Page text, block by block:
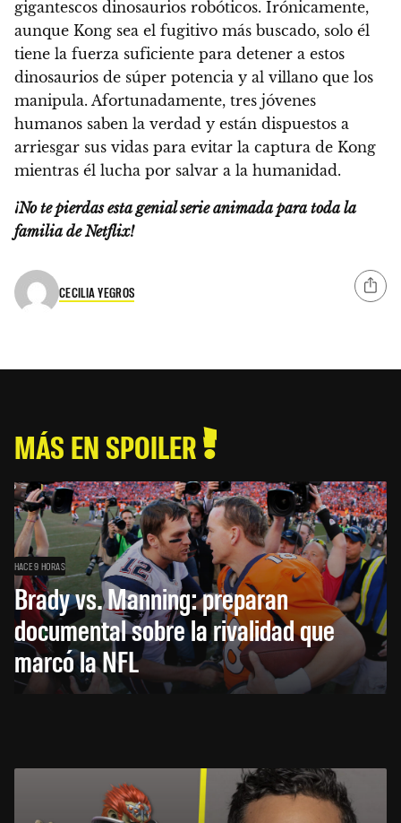
gigantescos dinosaurios robóticos. Irónicamente,
aunque Kong sea el fugitivo más buscado, solo él
tiene la fuerza suficiente para detener a estos
dinosaurios de súper potencia y al villano que los
manipula. Afortunadamente, tres jóvenes
humanos saben la verdad y están dispuestos a
arriesgar sus vidas para evitar la captura de Kong
mientras él lucha por salvar a la humanidad.
¡No te pierdas esta genial serie animada para toda la
familia de Netflix!
CECILIA YEGROS
MÁS EN SPOILER
HACE 9 HORAS
Brady vs. Manning: preparan
documental sobre la rivalidad que
marcó la NFL